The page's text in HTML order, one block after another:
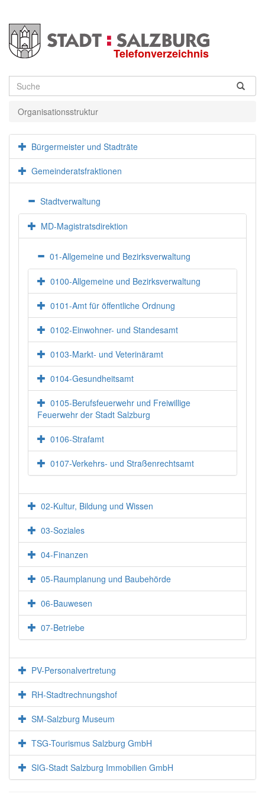
Telefonverzeichnis
Suche
Organisationsstruktur
Bürgermeister und Stadträte
Gemeinderatsfraktionen
Stadtverwaltung
MD-Magistratsdirektion
01-Allgemeine und Bezirksverwaltung
0100-Allgemeine und Bezirksverwaltung
0101-Amt für öffentliche Ordnung
0102-Einwohner- und Standesamt
0103-Markt- und Veterinäramt
0104-Gesundheitsamt
0105-Berufsfeuerwehr und Freiwillige
Feuerwehr der Stadt Salzburg
0106-Strafamt
0107-Verkehrs- und Straßenrechtsamt
02-Kultur, Bildung und Wissen
03-Soziales
04-Finanzen
05-Raumplanung und Baubehörde
06-Bauwesen
07-Betriebe
PV-Personalvertretung
RH-Stadtrechnungshof
SM-Salzburg Museum
TSG-Tourismus Salzburg GmbH
SIG-Stadt Salzburg Immobilien GmbH